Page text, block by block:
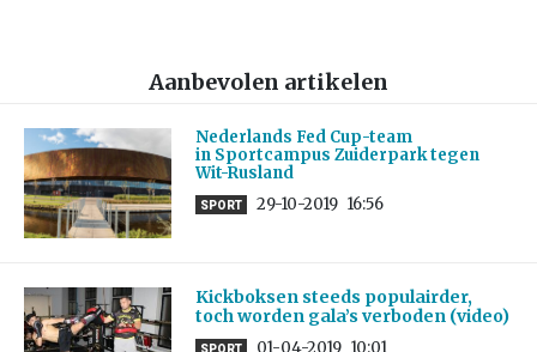
Aanbevolen artikelen
Nederlands Fed Cup-team
in Sportcampus Zuiderpark tegen
Wit-Rusland
SPORT 29-10-2019 16:56
Kickboksen steeds populairder,
toch worden gala’s verboden (video)
SPORT 01-04-2019 10:01